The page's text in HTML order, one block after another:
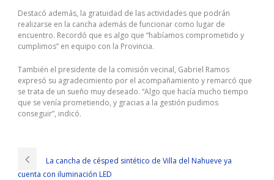
Destacó además, la gratuidad de las actividades que podrán
realizarse en la cancha además de funcionar como lugar de
encuentro. Recordó que es algo que “habíamos comprometido y
cumplimos” en equipo con la Provincia.
También el presidente de la comisión vecinal, Gabriel Ramos
expresó su agradecimiento por el acompañamiento y remarcó que
se trata de un sueño muy deseado. “Algo que hacía mucho tiempo
que se venía prometiendo, y gracias a la gestión pudimos
conseguir”, indicó.
La cancha de césped sintético de Villa del Nahueve ya
cuenta con iluminación LED